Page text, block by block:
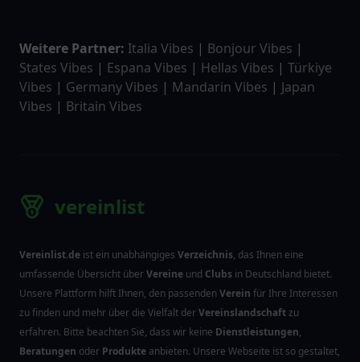
Weitere Partner: Italia Vibes | Bonjour Vibes |
States Vibes | Espana Vibes | Hellas Vibes | Türkiye
Vibes | Germany Vibes | Mandarin Vibes | Japan
Vibes | Britain Vibes
vereinlist
Vereinlist.de ist ein unabhängiges Verzeichnis, das Ihnen eine
umfassende Übersicht überVereine und Clubs in Deutschland bietet.
Unsere Plattform hilft Ihnen, den passendenVerein für Ihre Interessen
zu finden und mehr über die Vielfalt derVereinslandschaftzu
erfahren. Bitte beachten Sie, dass wir keine Dienstleistungen,
Beratungen oder Produkte anbieten. Unsere Webseite ist so gestaltet,